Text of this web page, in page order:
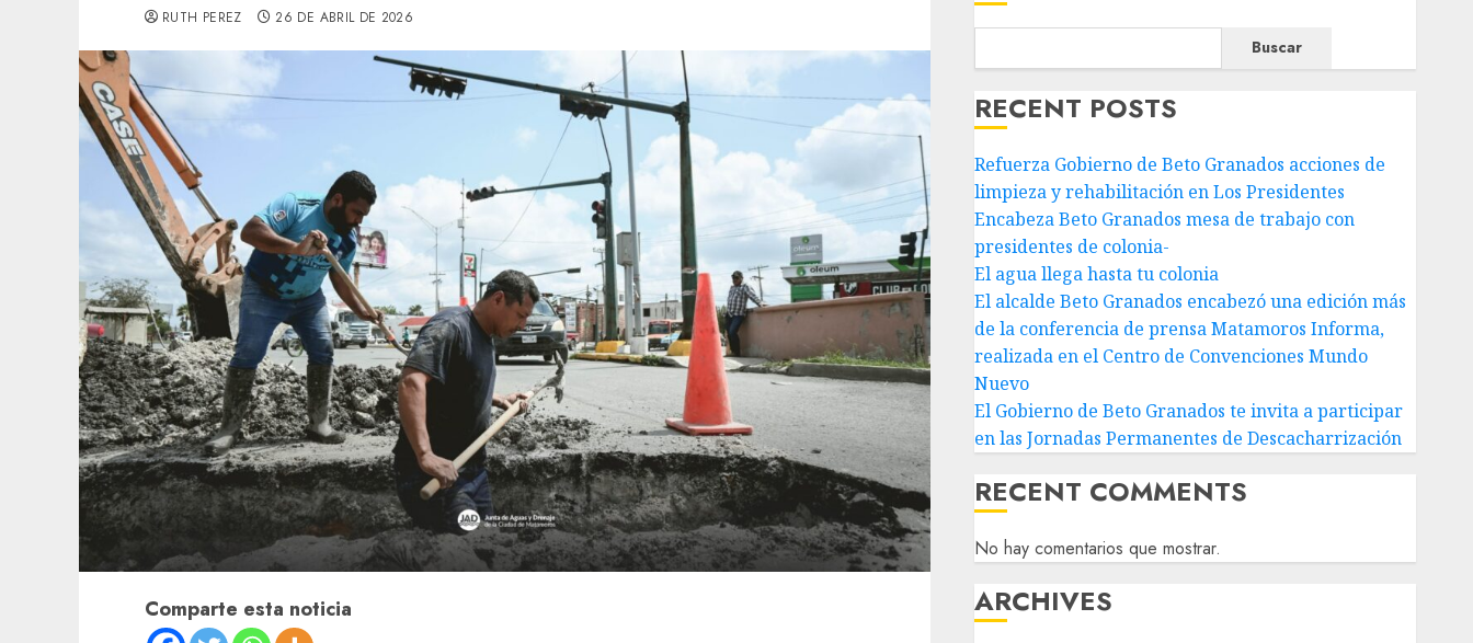
RUTH PEREZ 26 DE ABRIL DE 2026
Comparte esta noticia
Buscar
RECENT POSTS
Refuerza Gobierno de Beto Granados acciones de
limpieza y rehabilitación en Los Presidentes
Encabeza Beto Granados mesa de trabajo con
presidentes de colonia-
El agua llega hasta tu colonia
El alcalde Beto Granados encabezó una edición más
de la conferencia de prensa Matamoros Informa,
realizada en el Centro de Convenciones Mundo
Nuevo
El Gobierno de Beto Granados te invita a participar
en las Jornadas Permanentes de Descacharrización
RECENT COMMENTS
No hay comentarios que mostrar.
ARCHIVES